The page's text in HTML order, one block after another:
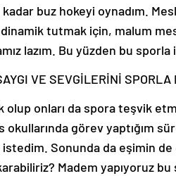
kadar buz hokeyi oynadım.
tutmak için, malum
lazım. Bu yüzden bu sporla
VE SEVGİLERİNİ
olup onları da spora teşvik
okullarında görev yaptığım
Sonunda da eşimin
Madem yapıyoruz